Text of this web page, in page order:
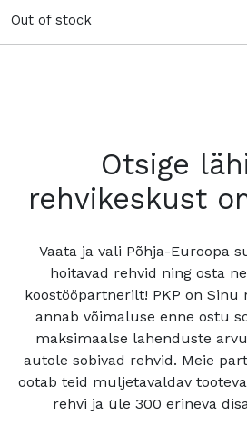
Out of stock
Otsige
rehvikeskust
Vaata ja vali Põhja-Euroopa
hoitavad rehvid ning osta
koostööpartnerilt! PKP on Sinu
annab võimaluse enne ostu
maksimaalse lahenduste
autole sobivad rehvid. Meie
ootab teid muljetavaldav
rehvi ja üle 300 erineva